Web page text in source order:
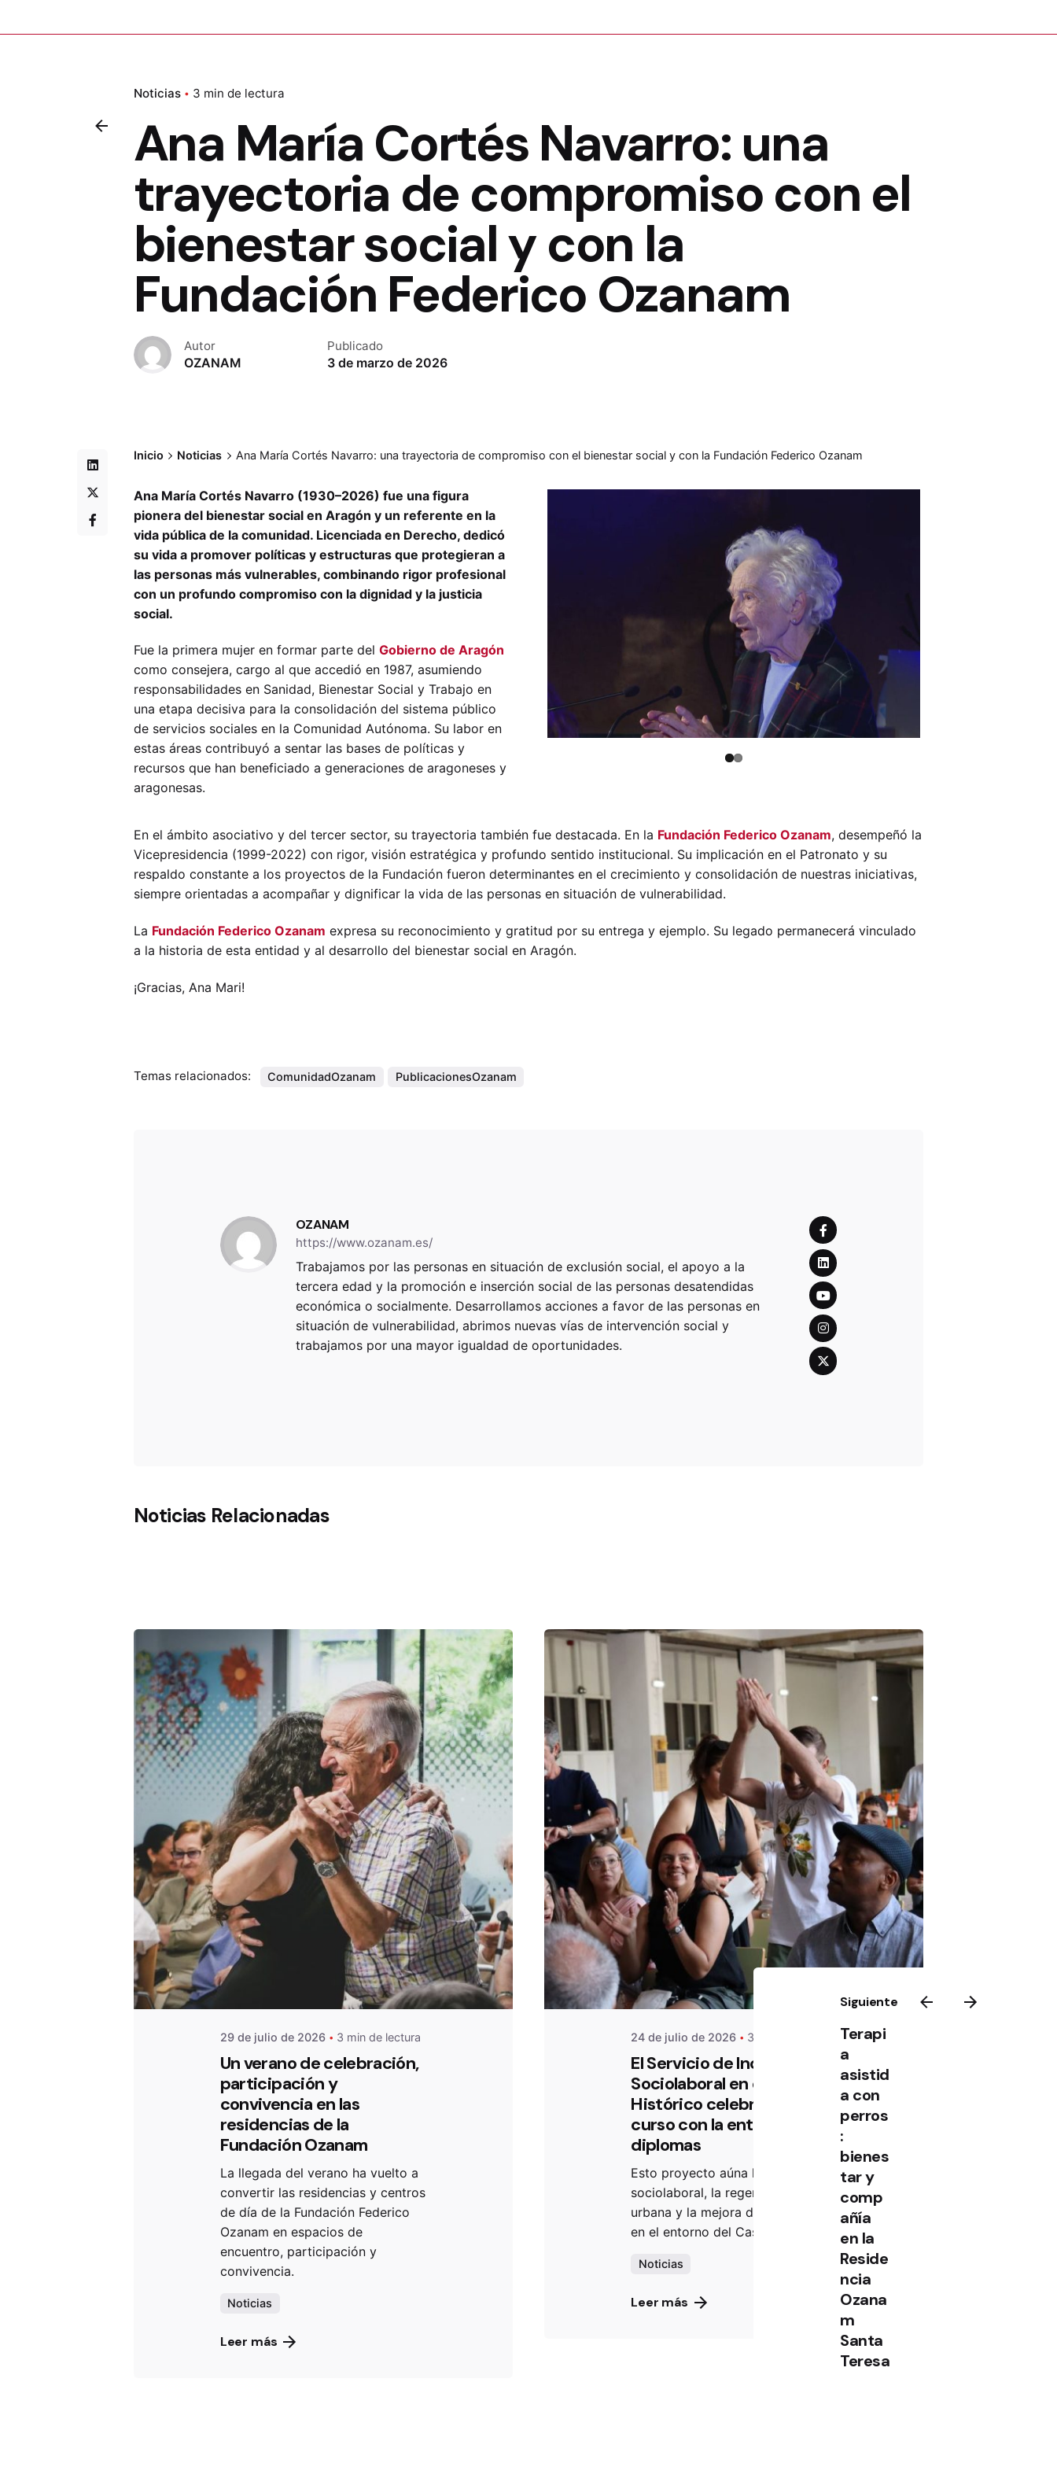
Noticias 3 min de lectura
Ana María Cortés Navarro: una
trayectoria de compromiso con el
bienestar social y con la
Fundación Federico Ozanam
Autor
OZANAM
Publicado
3 de marzo de 2026
Inicio Noticias Ana María Cortés Navarro: una trayectoria de compromiso con el bienestar social y con la Fundación Federico Ozanam
Ana María Cortés Navarro (1930–2026) fue una figura
pionera del bienestar social en Aragón y un referente en la
vida pública de la comunidad. Licenciada en Derecho, dedicó
su vida a promover políticas y estructuras que protegieran a
las personas más vulnerables, combinando rigor profesional
con un profundo compromiso con la dignidad y la justicia
social.
Fue la primera mujer en formar parte del Gobierno de Aragón
como consejera, cargo al que accedió en 1987, asumiendo
responsabilidades en Sanidad, Bienestar Social y Trabajo en
una etapa decisiva para la consolidación del sistema público
de servicios sociales en la Comunidad Autónoma. Su labor en
estas áreas contribuyó a sentar las bases de políticas y
recursos que han beneficiado a generaciones de aragoneses y
aragonesas.
En el ámbito asociativo y del tercer sector, su trayectoria también fue destacada. En la Fundación Federico Ozanam, desempeñó la
Vicepresidencia (1999-2022) con rigor, visión estratégica y profundo sentido institucional. Su implicación en el Patronato y su
respaldo constante a los proyectos de la Fundación fueron determinantes en el crecimiento y consolidación de nuestras iniciativas,
siempre orientadas a acompañar y dignificar la vida de las personas en situación de vulnerabilidad.
La Fundación Federico Ozanam expresa su reconocimiento y gratitud por su entrega y ejemplo. Su legado permanecerá vinculado
a la historia de esta entidad y al desarrollo del bienestar social en Aragón.
¡Gracias, Ana Mari!
Temas relacionados: ComunidadOzanam PublicacionesOzanam
OZANAM
https://www.ozanam.es/
Trabajamos por las personas en situación de exclusión social, el apoyo a la
tercera edad y la promoción e inserción social de las personas desatendidas
económica o socialmente. Desarrollamos acciones a favor de las personas en
situación de vulnerabilidad, abrimos nuevas vías de intervención social y
trabajamos por una mayor igualdad de oportunidades.
Siguiente
Terapi
a
asistid
a con
perros
:
bienes
tar y
comp
añía
en la
Reside
ncia
Ozana
m
Santa
Teresa
Noticias Relacionadas
29 de julio de 2026 3 min de lectura
Un verano de celebración,
participación y
convivencia en las
residencias de la
Fundación Ozanam
La llegada del verano ha vuelto a
convertir las residencias y centros
de día de la Fundación Federico
Ozanam en espacios de
encuentro, participación y
convivencia.
Noticias
Leer más
De
OZANAM
24 de julio de 2026 3 min de lectura
El Servicio de Inclusión
Sociolaboral en el Casco
Histórico celebra su fin de
curso con la entrega de
diplomas
Esto proyecto aúna la inserción
sociolaboral, la regeneración
urbana y la mejora de viviendas
en el entorno del Casco Histórico.
Noticias
Leer más